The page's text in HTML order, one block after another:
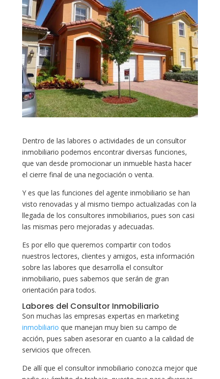
Dentro de las labores o actividades de un consultor
inmobiliario podemos encontrar diversas funciones,
que van desde promocionar un inmueble hasta hacer
el cierre final de una negociación o venta.
Y es que las funciones del agente inmobiliario se han
visto renovadas y al mismo tiempo actualizadas con la
llegada de los consultores inmobiliarios, pues son casi
las mismas pero mejoradas y adecuadas.
Es por ello que queremos compartir con todos
nuestros lectores, clientes y amigos, esta información
sobre las labores que desarrolla el consultor
inmobiliario, pues sabemos que serán de gran
orientación para todos.
Labores del Consultor Inmobiliario
Son muchas las empresas expertas en marketing
inmobiliario que manejan muy bien su campo de
acción, pues saben asesorar en cuanto a la calidad de
servicios que ofrecen.
De allí que el consultor inmobiliario conozca mejor que